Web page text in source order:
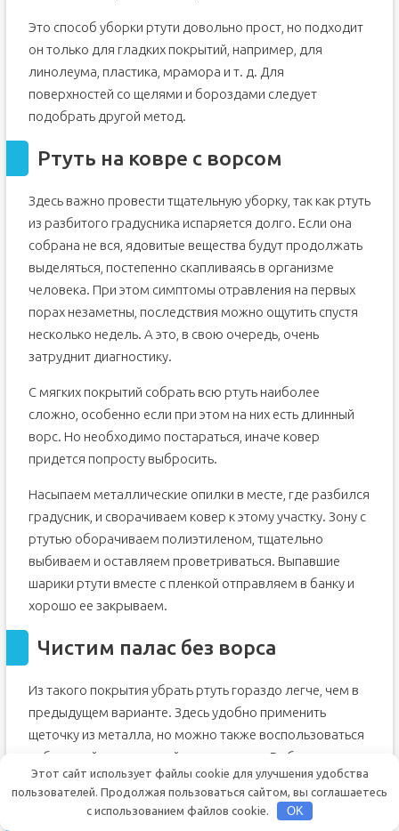
Это способ уборки ртути довольно прост, но подходит
он только для гладких покрытий, например, для
линолеума, пластика, мрамора и т. д. Для
поверхностей со щелями и бороздами следует
подобрать другой метод.
Ртуть на ковре с ворсом
Здесь важно провести тщательную уборку, так как ртуть
из разбитого градусника испаряется долго. Если она
собрана не вся, ядовитые вещества будут продолжать
выделяться, постепенно скапливаясь в организме
человека. При этом симптомы отравления на первых
порах незаметны, последствия можно ощутить спустя
несколько недель. А это, в свою очередь, очень
затруднит диагностику.
С мягких покрытий собрать всю ртуть наиболее
сложно, особенно если при этом на них есть длинный
ворс. Но необходимо постараться, иначе ковер
придется попросту выбросить.
Насыпаем металлические опилки в месте, где разбился
градусник, и сворачиваем ковер к этому участку. Зону с
ртутью оборачиваем полиэтиленом, тщательно
выбиваем и оставляем проветриваться. Выпавшие
шарики ртути вместе с пленкой отправляем в банку и
хорошо ее закрываем.
Чистим палас без ворса
Из такого покрытия убрать ртуть гораздо легче, чем в
предыдущем варианте. Здесь удобно применить
щеточку из металла, но можно также воспользоваться
небольшой спринцовкой или шприцем. Выбранным
орудием собираем все капельки вещества и
герметично все упаковываем.
Этот сайт использует файлы cookie для улучшения удобства
пользователей. Продолжая пользоваться сайтом, вы соглашаетесь
с использованием файлов cookie.
OK